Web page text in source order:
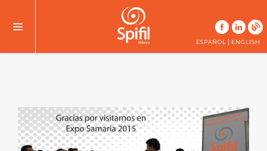
ESPAÑOL | ENGLISH